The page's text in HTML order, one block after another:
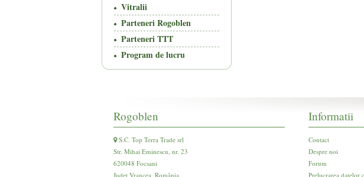
Vitralii
Parteneri Rogoblen
Parteneri TTT
Program de lucru
Rogoblen
S.C. Top Terra Trade srl
Str. Mihai Eminescu, nr. 23
620048 Focsani
Județ Vrancea, România
Informatii
Contact
Despre noi
Forum
Prelucrarea datelor